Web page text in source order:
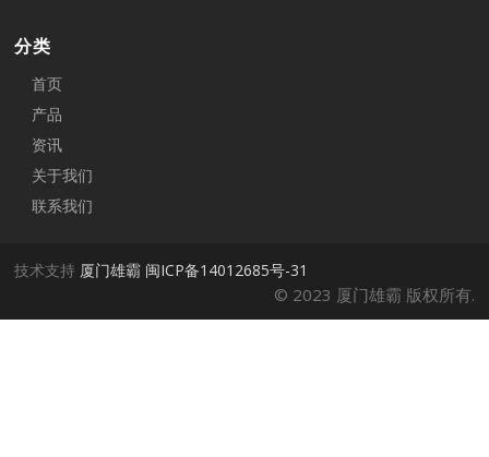
分类
首页
产品
资讯
关于我们
联系我们
技术支持 厦门雄霸 闽ICP备14012685号-31
© 2023 厦门雄霸 版权所有.